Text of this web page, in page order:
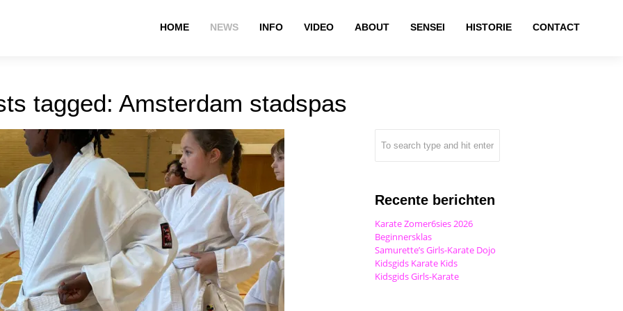
HOME NEWS INFO VIDEO ABOUT SENSEI HISTORIE CONTACT
tagged: Amsterdam stadspas
Recente berichten
Karate Zomer6sies 2026
Beginnersklas
Samurette’s Girls-Karate Dojo
Kidsgids Karate Kids
Kidsgids Girls-Karate